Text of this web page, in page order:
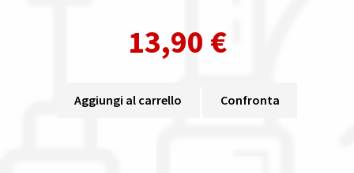
13,90 €
Aggiungi al carrello Confronta